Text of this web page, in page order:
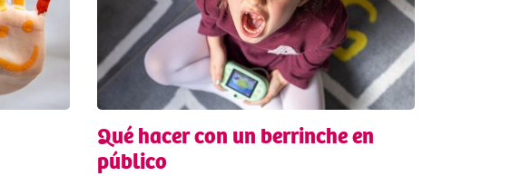
Qué hacer con un berrinche en
público